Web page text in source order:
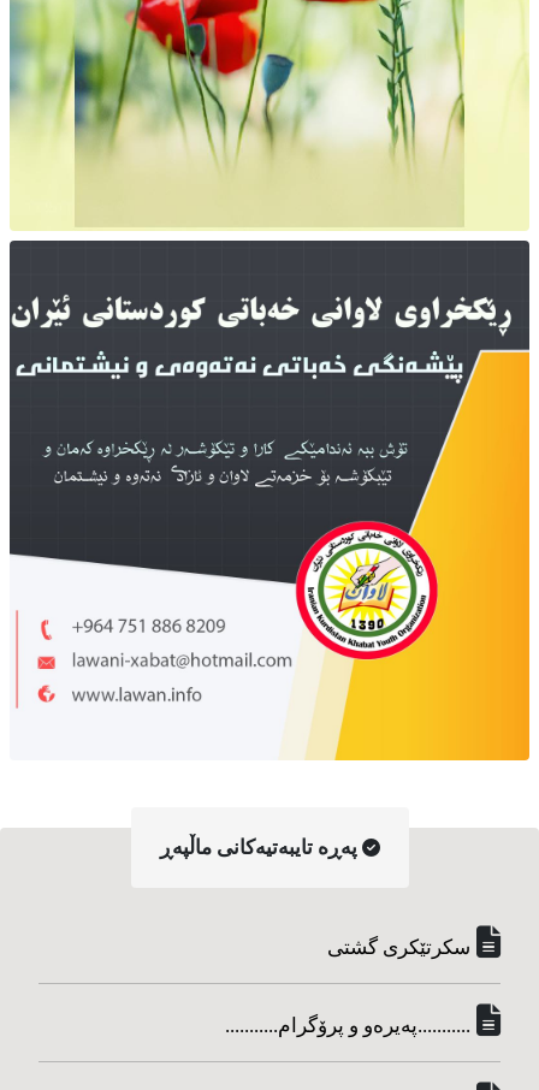
په‌ڕه‌ تایبه‌تیه‌کانی ماڵپه‌ڕ
سکرتێکری گشتی
...........په‌یره‌و و پرۆگرام...........